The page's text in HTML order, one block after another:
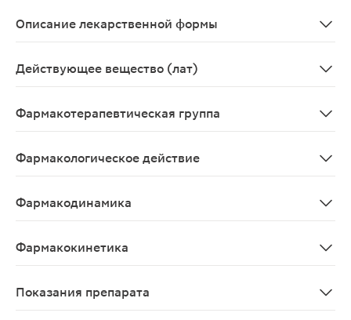
Описание лекарственной формы
Действующее вещество (лат)
Фармакотерапевтическая группа
Фармакологическое действие
Фармакодинамика
Фармакокинетика
Показания препарата